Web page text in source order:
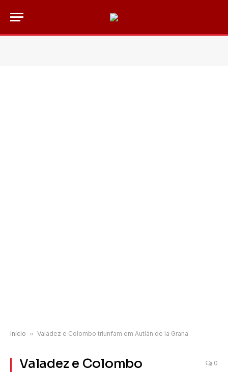
Início » Valadez e Colombo triunfam em Autlán de la Grana
Valadez e Colombo
0